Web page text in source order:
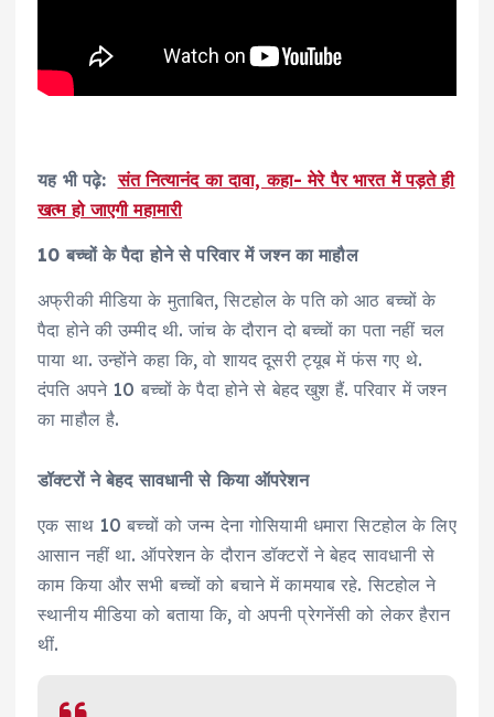
यह भी पढ़े:संत नित्यानंद का दावा, कहा- मेरे पैर भारत में पड़ते ही
खत्म हो जाएगी महामारी
10 बच्चों के पैदा होने से परिवार में जश्न का माहौल
अफ्रीकी मीडिया के मुताबित, सिटहोल के पति को आठ बच्चों के
पैदा होने की उम्मीद थी. जांच के दौरान दो बच्चों का पता नहीं चल
पाया था. उन्होंने कहा कि, वो शायद दूसरी ट्यूब में फंस गए थे.
दंपति अपने 10 बच्चों के पैदा होने से बेहद खुश हैं. परिवार में जश्न
का माहौल है.
डॉक्टरों ने बेहद सावधानी से किया ऑपरेशन
एक साथ 10 बच्चों को जन्म देना गोसियामी धमारा सिटहोल के लिए
आसान नहीं था. ऑपरेशन के दौरान डॉक्टरों ने बेहद सावधानी से
काम किया और सभी बच्चों को बचाने में कामयाब रहे. सिटहोल ने
स्थानीय मीडिया को बताया कि, वो अपनी प्रेगनेंसी को लेकर हैरान
थीं.